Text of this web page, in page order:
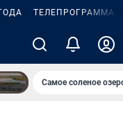
ТЕЛЕПРОГРАММА
Самое соленое